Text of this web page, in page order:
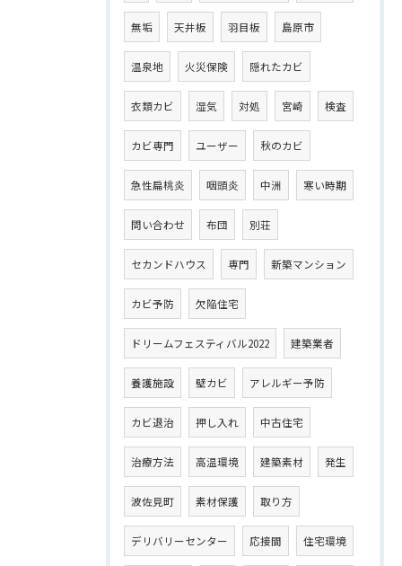
無垢 天井板 羽目板 島原市
温泉地 火災保険 隠れたカビ
衣類カビ 湿気 対処 宮崎 検査
カビ専門 ユーザー 秋のカビ
急性扁桃炎 咽頭炎 中洲 寒い時期
問い合わせ 布団 別荘
セカンドハウス 専門 新築マンション
カビ予防 欠陥住宅
ドリームフェスティバル2022 建築業者
養護施設 壁カビ アレルギー予防
カビ退治 押し入れ 中古住宅
治療方法 高温環境 建築素材 発生
波佐見町 素材保護 取り方
デリバリーセンター 応接間 住宅環境